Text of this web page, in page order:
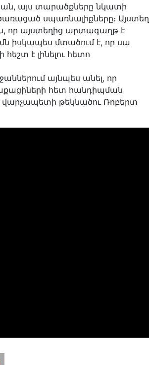
այս տարածքները նկատի
սպառնալիքները։ Այստեղ
որ այստեղից արտագաղթ է
իսկապես մտածում է, որ սա
է լինելու հետո
այնպես անել, որ
հետ հանդիպման
թեկնածու Ռոբերտ